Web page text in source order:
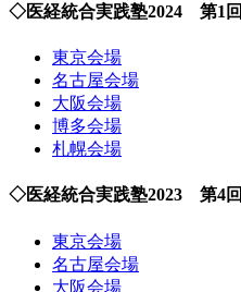
◇医経統合実践塾2024 第1回
東京会場
名古屋会場
大阪会場
博多会場
札幌会場
◇医経統合実践塾2023 第4回
東京会場
名古屋会場
大阪会場